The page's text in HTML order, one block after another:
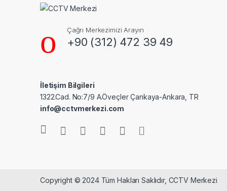
Çağrı Merkezimizi Arayın
+90 (312) 472 39 49
İletişim Bilgileri
1322.Cad. No:7/9 A.Öveçler Çankaya-Ankara, TR
info@cctvmerkezi.com
Copyright © 2024 Tüm Hakları Saklıdır, CCTV Merkezi